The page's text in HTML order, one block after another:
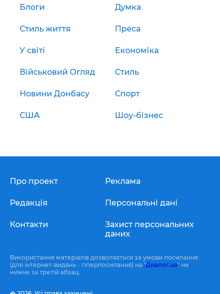
Блоги Думка
Стиль життя Преса
У світі Економіка
Військовий Огляд Стиль
Новини Донбасу Спорт
США Шоу-бізнес
Про проект
Редакція
Контакти
Реклама
Персональні дані
Захист персональних
даних
Використання матеріалів дозволяється за умови посилання
(для інтернет-видань - гіперпосилання) на "Диалог.ua" не
нижче за третій абзац.